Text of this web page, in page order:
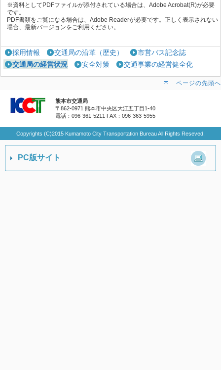
※資料としてPDFファイルが添付されている場合は、Adobe Acrobat(R)が必要
です。
PDF書類をご覧になる場合は、Adobe Readerが必要です。正しく表示されない
場合、最新バージョンをご利用ください。
採用情報 交通局の沿革（歴史）
市営バス記念誌
交通局の経営状況
安全対策 交通事業の経営健全化
ページの先頭へ
熊本市交通局
〒862-0971 熊本市中央区大江五丁目1-40
電話：096-361-5211 FAX：096-363-5955
Copyrights (C)2015 Kumamoto City Transportation Bureau All Rights Reseved.
PC版サイト